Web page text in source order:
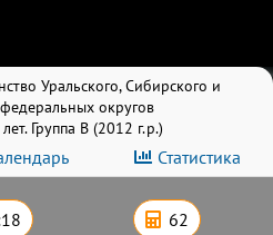
Уральского, Сибирского и
округов
Группа B (2012 г.р.)
Статистика
62